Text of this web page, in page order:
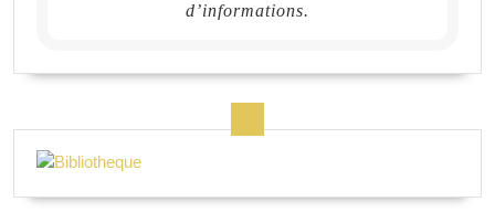
d’informations.